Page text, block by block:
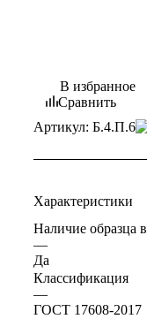
В избранное
Сравнить
Артикул: Б.4.П.6
Характеристики
Наличие образца
—
Да
Классификация
—
ГОСТ 17608-2017